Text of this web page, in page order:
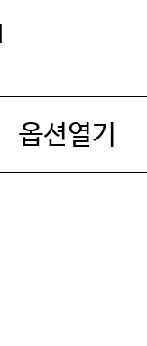
옵션열기